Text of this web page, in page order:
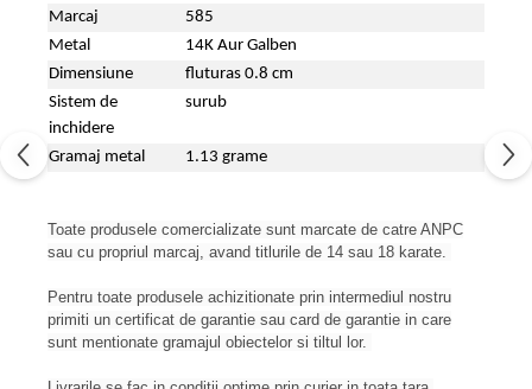
Marcaj
585
Metal
14K Aur Galben
Dimensiune
fluturas 0.8 cm
Sistem de
inchidere
surub
Gramaj metal 1.13 grame
Toate produsele comercializate sunt marcate de catre ANPC
sau cu propriul marcaj, avand titlurile de 14 sau 18 karate.
Pentru toate produsele achizitionate prin intermediul nostru
primiti un certificat de garantie sau card de garantie in care
sunt mentionate gramajul obiectelor si tiltul lor.